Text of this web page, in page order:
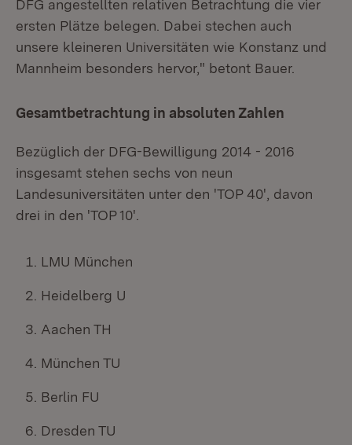
DFG angestellten relativen Betrachtung die vier
ersten Plätze belegen. Dabei stechen auch
unsere kleineren Universitäten wie Konstanz und
Mannheim besonders hervor," betont Bauer.
Gesamtbetrachtung in absoluten Zahlen
Bezüglich der DFG-Bewilligung 2014 - 2016
insgesamt stehen sechs von neun
Landesuniversitäten unter den 'TOP 40', davon
drei in den 'TOP 10'.
LMU München
Heidelberg U
Aachen TH
München TU
Berlin FU
Dresden TU